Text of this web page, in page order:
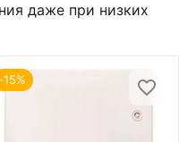
даже при низких
-15%